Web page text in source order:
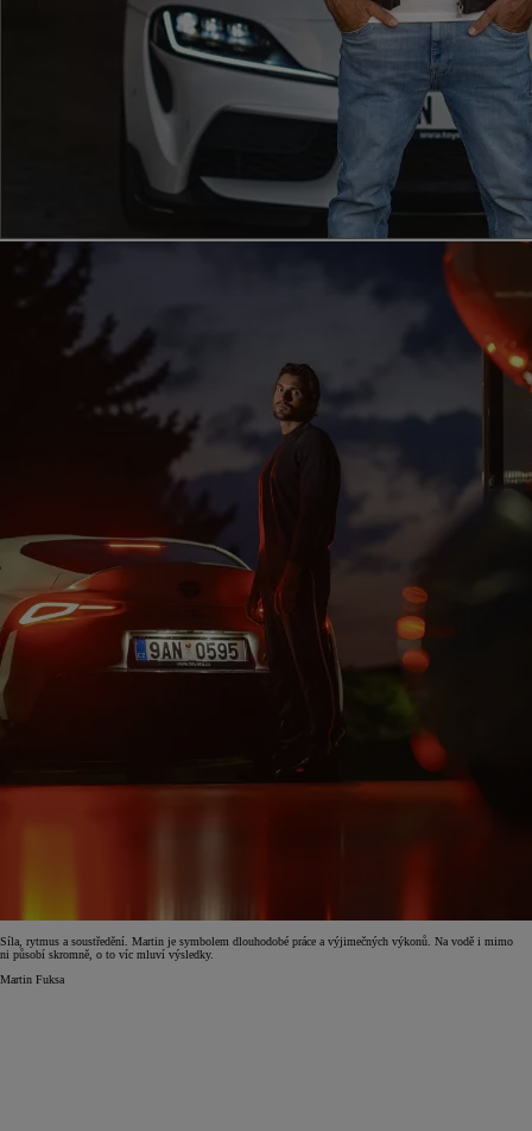
Síla, rytmus a soustředění. Martin je symbolem dlouhodobé práce a výjimečných výkonů. Na vodě i mimo
ni působí skromně, o to víc mluví výsledky.
Martin Fuksa